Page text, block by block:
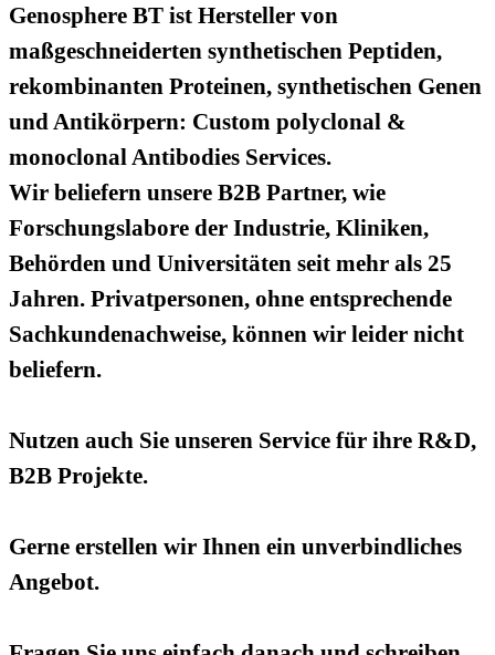
Genosphere BT ist Hersteller von
maßgeschneiderten synthetischen Peptiden,
rekombinanten Proteinen, synthetischen Genen
und Antikörpern: Custom polyclonal &
monoclonal Antibodies Services.
Wir beliefern unsere B2B Partner, wie
Forschungslabore der Industrie, Kliniken,
Behörden und Universitäten seit mehr als 25
Jahren. Privatpersonen, ohne entsprechende
Sachkundenachweise, können wir leider nicht
beliefern.
Nutzen auch Sie unseren Service für ihre R&D,
B2B Projekte.
Gerne erstellen wir Ihnen ein unverbindliches
Angebot.